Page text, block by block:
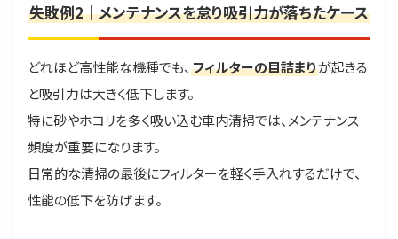
失敗例2｜メンテナンスを怠り吸引力が落ちたケース
どれほど高性能な機種でも、 フィルターの目詰まりが起きる
と吸引力は大きく低下します。
特に砂やホコリを多く吸い込む車内清掃では、メンテナンス
頻度が重要になります。
日常的な清掃の最後にフィルターを軽く手入れするだけで、
性能の低下を防げます。